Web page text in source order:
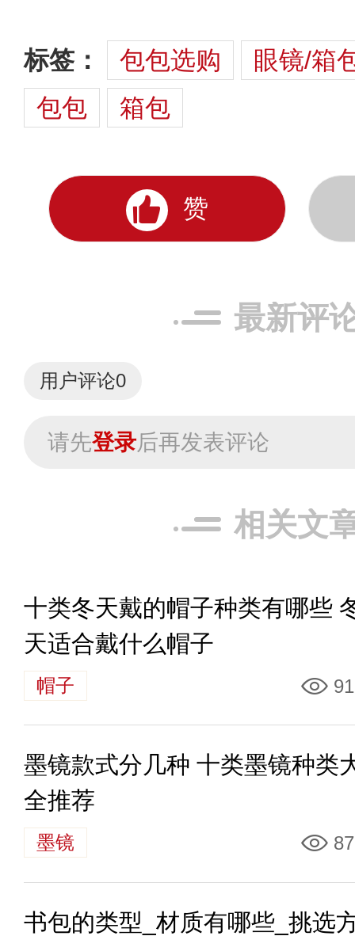
标签： 包包选购
眼镜/箱
包包
箱包
赞
最新评
用户评论0
请先登录后再发表评论
相关文
十类冬天戴的帽子种类有哪些
天适合戴什么帽子
帽子
墨镜款式分几种 十类墨镜种类
全推荐
墨镜
书包的类型_材质有哪些_挑选